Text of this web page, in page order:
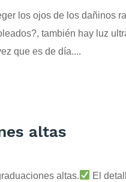
los ojos de los dañinos
también hay luz
que es de día....
altas
altas.
El